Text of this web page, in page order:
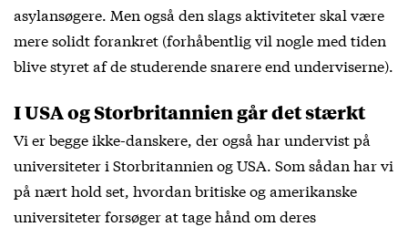
asylansøgere. Men også den slags aktiviteter skal være
mere solidt forankret (forhåbentlig vil nogle med tiden
blive styret af de studerende snarere end underviserne).
I USA og Storbritannien går det stærkt
Vi er begge ikke-danskere, der også har undervist på
universiteter i Storbritannien og USA. Som sådan har vi
på nært hold set, hvordan britiske og amerikanske
universiteter forsøger at tage hånd om deres